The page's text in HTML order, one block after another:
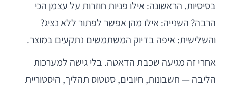
בסיסיות. הראשונה: אילו פניות חוזרות על עצמן הכי
הרבה? השנייה: אילו מהן אפשר לפתור ללא נציג?
והשלישית: איפה בדיוק המשתמשים נתקעים במוצר.
אחרי זה מגיעה שכבת הדאטה. בלי גישה למערכות
הליבה — חשבונות, חיובים, סטטוס תהליך, היסטוריית